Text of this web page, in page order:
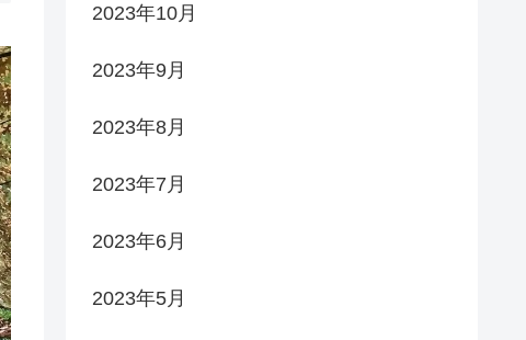
2023年10月
2023年9月
2023年8月
2023年7月
2023年6月
2023年5月